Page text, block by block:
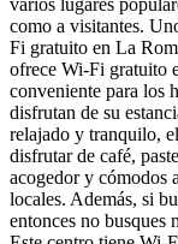
como a visitantes.
Fi gratuito en La
ofrece Wi-Fi gratuito
conveniente para los
disfrutan de su
relajado y tranquilo,
disfrutar de café,
acogedor y cómodos
locales. Además, si
entonces no busques